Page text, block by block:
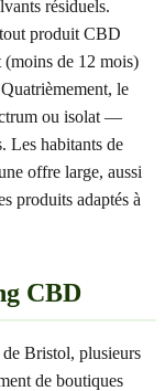
résiduels.
produit CBD
de 12 mois)
le
ou isolat —
Les habitants de
offre large, aussi
produits adaptés à
CBD
Bristol, plusieurs
de boutiques